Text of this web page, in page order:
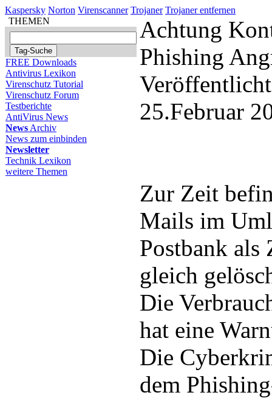
Kaspersky Norton Virenscanner Trojaner Trojaner entfernen
THEMEN
FREE Downloads
Antivirus Lexikon
Virenschutz Tutorial
Virenschutz Forum
Testberichte
AntiVirus News
News Archiv
News zum einbinden
Newsletter
Technik Lexikon
weitere Themen
Achtung
Phishing
25.Februar
Zur Zeit
Mails im
Postbank als
gleich
Die
hat eine
Die
dem